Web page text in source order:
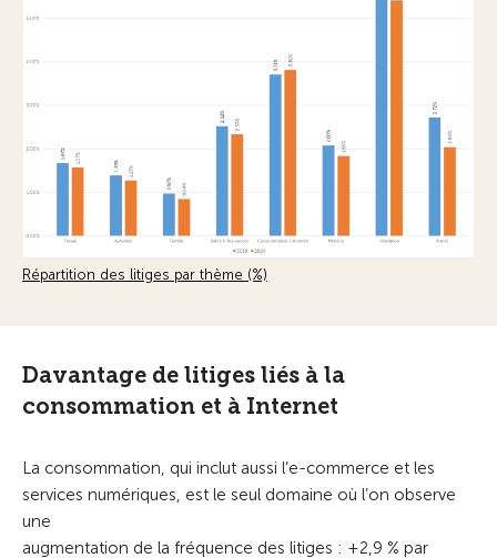
Répartition des litiges par thème (%)
Davantage de litiges liés à la
consommation et à Internet
La consommation, qui inclut aussi l’e-commerce et les
services numériques, est le seul domaine où l’on observe
une
augmentation de la fréquence des litiges : +2,9 % par